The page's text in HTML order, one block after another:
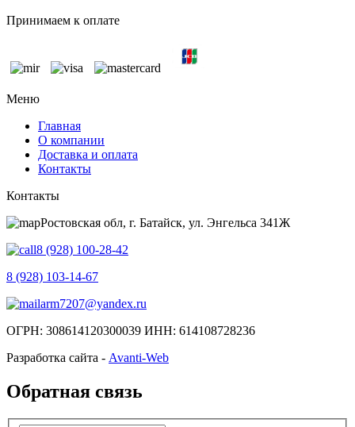
Принимаем к оплате
Меню
Главная
О компании
Доставка и оплата
Контакты
Контакты
Ростовская обл, г. Батайск, ул. Энгельса 341Ж
8 (928) 100-28-42
8 (928) 103-14-67
arm7207@yandex.ru
ОГРН: 308614120300039 ИНН: 614108728236
Разработка сайта - Avanti-Web
Обратная связь